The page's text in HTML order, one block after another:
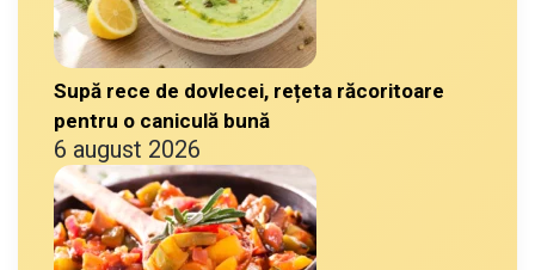
Supă rece de dovlecei, rețeta răcoritoare
pentru o caniculă bună
6 august 2026